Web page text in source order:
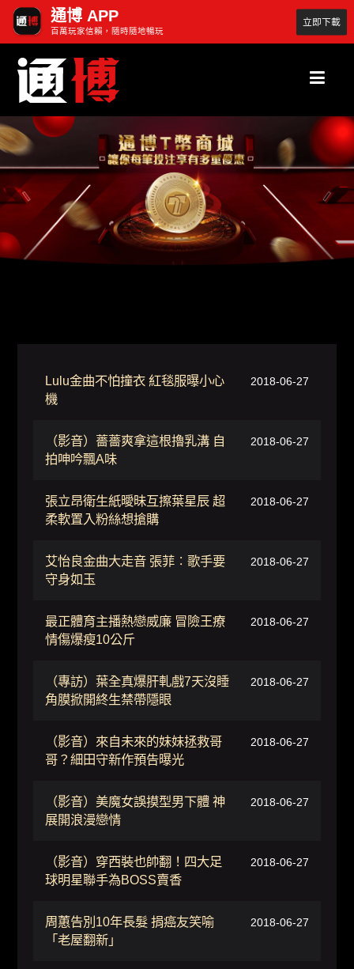
通博 APP
百萬玩家信賴，隨時隨地暢玩
立即下載
2018-06-27
Lulu金曲不怕撞衣 紅毯服曝小心
機
2018-06-27
（影音）薔薔爽拿這根擼乳溝 自
拍呻吟飄A味
2018-06-27
張立昂衛生紙曖昧互擦葉星辰 超
柔軟置入粉絲想搶購
2018-06-27
艾怡良金曲大走音 張菲︰歌手要
守身如玉
2018-06-27
最正體育主播熱戀威廉 冒險王療
情傷爆瘦10公斤
2018-06-27
（專訪）葉全真爆肝軋戲7天沒睡
角膜掀開終生禁帶隱眼
2018-06-27
（影音）來自未來的妹妹拯救哥
哥？細田守新作預告曝光
2018-06-27
（影音）美魔女誤摸型男下體 神
展開浪漫戀情
2018-06-27
（影音）穿西裝也帥翻！四大足
球明星聯手為BOSS賣香
2018-06-27
周蕙告別10年長髮 捐癌友笑喻
「老屋翻新」